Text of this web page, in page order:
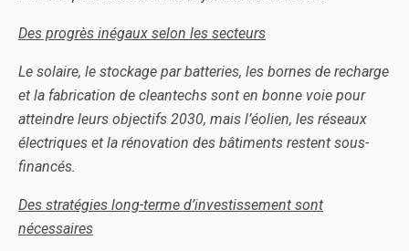
Des progrès inégaux selon les secteurs
Le solaire, le stockage par batteries, les bornes de recharge
et la fabrication de cleantechs sont en bonne voie pour
atteindre leurs objectifs 2030, mais l’éolien, les réseaux
électriques et la rénovation des bâtiments restent sous-
financés.
Des stratégies long-terme d’investissement sont
nécessaires